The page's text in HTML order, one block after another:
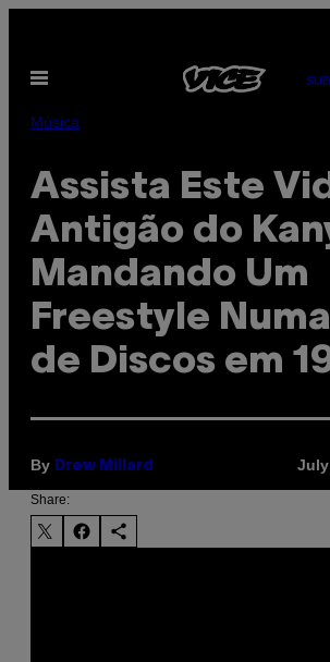
content
Open
Música
Assista Este
Antigão do
Mandando Um
Freestyle
de Discos em
By Drew Millard July
Share: